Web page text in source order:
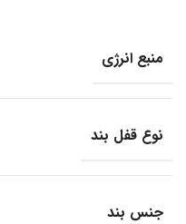
منبع انرژی
نوع قفل بند
جنس بند